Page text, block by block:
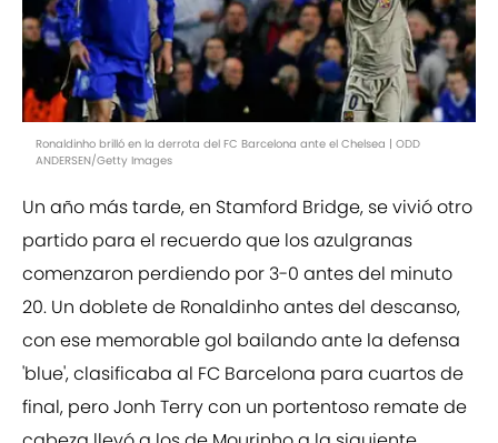
Ronaldinho brilló en la derrota del FC Barcelona ante el Chelsea | ODD
ANDERSEN/Getty Images
Un año más tarde, en Stamford Bridge, se vivió otro
partido para el recuerdo que los azulgranas
comenzaron perdiendo por 3-0 antes del minuto
20. Un doblete de Ronaldinho antes del descanso,
con ese memorable gol bailando ante la defensa
'blue', clasificaba al FC Barcelona para cuartos de
final, pero Jonh Terry con un portentoso remate de